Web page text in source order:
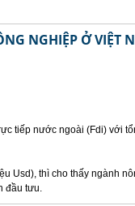
NGHIỆP Ở VIỆT
tiếp nước ngoài (Fdi) với
Usd), thì cho thấy ngành
đầu tưu.